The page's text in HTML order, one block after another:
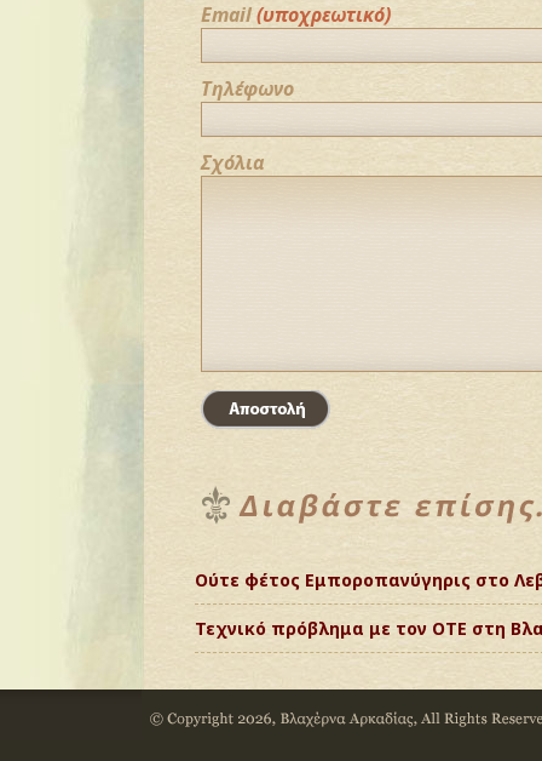
Email(υποχρεωτικό)
Τηλέφωνο
Σχόλια
Ούτε φέτος Εμποροπανύγηρις στο
Τεχνικό πρόβλημα με τον ΟΤΕ στη